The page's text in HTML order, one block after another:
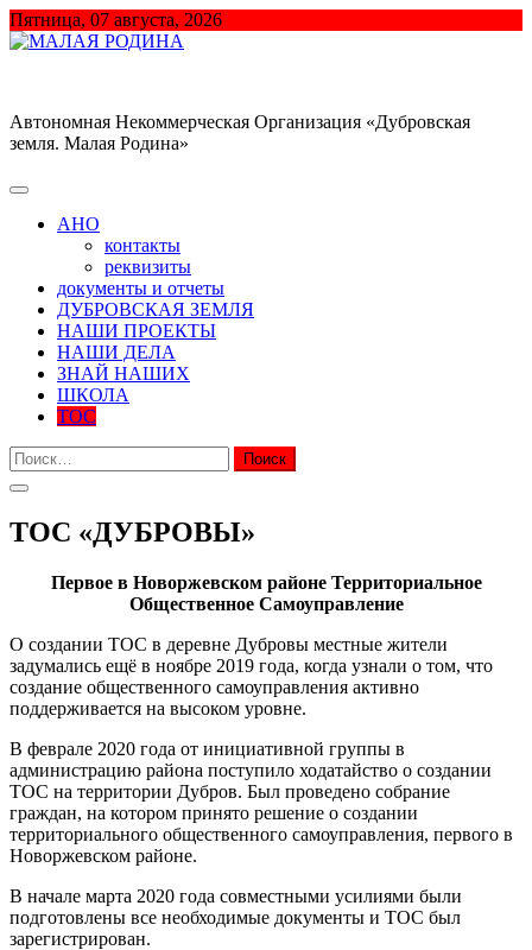
Перейти
к
Пятница, 07 августа, 2026
Автономная Некоммерческая Организация «Дубровская
земля. Малая Родина»
АНО
контакты
реквизиты
документы и отчеты
ДУБРОВСКАЯ ЗЕМЛЯ
НАШИ ПРОЕКТЫ
НАШИ ДЕЛА
ЗНАЙ НАШИХ
ШКОЛА
ТОС
Найти:
ТОС «ДУБРОВЫ»
Первое в Новоржевском районе Территориальное
Общественное Самоуправление
О создании ТОС в деревне Дубровы местные жители
задумались ещё в ноябре 2019 года, когда узнали о том, что
создание общественного самоуправления активно
поддерживается на высоком уровне.
В феврале 2020 года от инициативной группы в
администрацию района поступило ходатайство о создании
ТОС на территории Дубров. Был проведено собрание
граждан, на котором принято решение о создании
территориального общественного самоуправления, первого в
Новоржевском районе.
В начале марта 2020 года совместными усилиями были
подготовлены все необходимые документы и ТОС был
зарегистрирован.